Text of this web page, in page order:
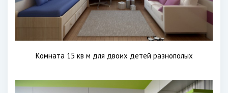
Комната 15 кв м для двоих детей разнополых